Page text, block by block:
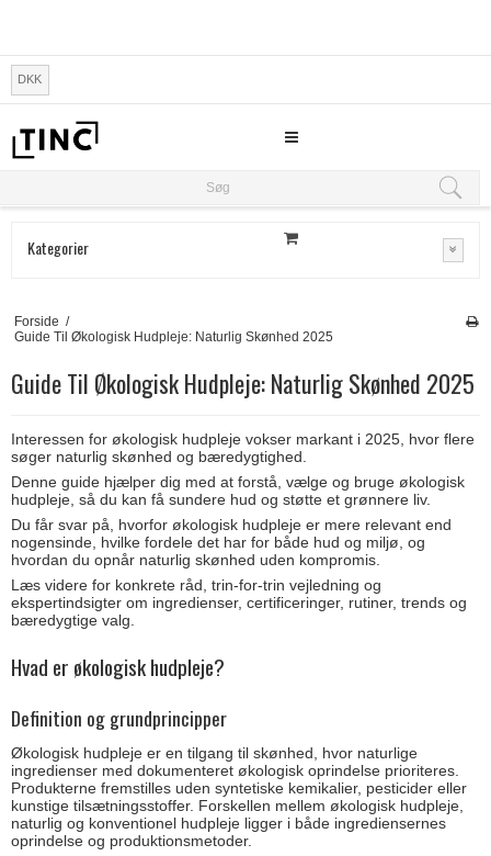
DKK
Søg
Kategorier
Forside /
Guide Til Økologisk Hudpleje: Naturlig Skønhed 2025
Guide Til Økologisk Hudpleje: Naturlig Skønhed 2025
Interessen for økologisk hudpleje vokser markant i 2025, hvor flere
søger naturlig skønhed og bæredygtighed.
Denne guide hjælper dig med at forstå, vælge og bruge økologisk
hudpleje, så du kan få sundere hud og støtte et grønnere liv.
Du får svar på, hvorfor økologisk hudpleje er mere relevant end
nogensinde, hvilke fordele det har for både hud og miljø, og
hvordan du opnår naturlig skønhed uden kompromis.
Læs videre for konkrete råd, trin-for-trin vejledning og
ekspertindsigter om ingredienser, certificeringer, rutiner, trends og
bæredygtige valg.
Hvad er økologisk hudpleje?
Definition og grundprincipper
Økologisk hudpleje er en tilgang til skønhed, hvor naturlige
ingredienser med dokumenteret økologisk oprindelse prioriteres.
Produkterne fremstilles uden syntetiske kemikalier, pesticider eller
kunstige tilsætningsstoffer. Forskellen mellem økologisk hudpleje,
naturlig og konventionel hudpleje ligger i både ingrediensernes
oprindelse og produktionsmetoder.